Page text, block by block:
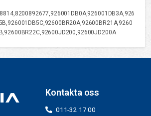
Kontakta oss
011-32 17 00